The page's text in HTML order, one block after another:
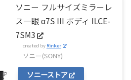
ソニー フルサイズミラーレ
ス一眼 α7S III ボディ ILCE-
7SM3
created by Rinker
ソニー(SONY)
ソニーストア